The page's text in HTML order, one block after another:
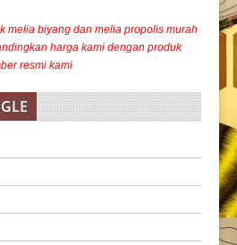
melia biyang dan melia propolis murah
harga kami dengan produk
resmi kami